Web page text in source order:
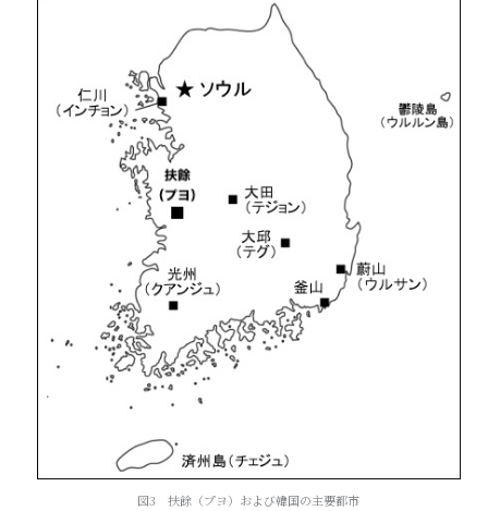
図3 扶餘（プヨ）および韓国の主要都市